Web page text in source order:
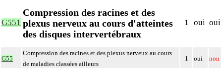
G551
Compression des racines et des
plexus nerveux au cours d'atteintes
des disques intervertébraux
1 oui oui
G55
Compression des racines et des plexus nerveux au cours
de maladies classées ailleurs
1 oui non